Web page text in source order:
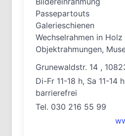
Passepartouts
Galerieschienen
Wechselrahmen in Holz
Objektrahmungen,
Grunewaldstr. 14 ,
Di-Fr 11-18 h, Sa 11-14 h
barrierefrei
Tel. 030 216 55 99